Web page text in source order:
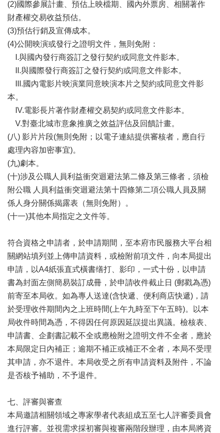
開
資
訊
著
作
聲
明
隱
私
權
保
護
政
策
資
訊
安
策
政
府
網
站
資
料
開
放
宣
告
相
連
結
(2)國際參展計畫、預估上映檔期、國內外票房、相關著作
財產權交易收益預估。
(3)預估行銷及宣傳成本。
(4)公開映演或發行之證明文件，無則免附：
I.與國內發行商簽訂之發行契約或同意文件影本。
II.與國際發行商簽訂之發行契約或同意文件影本。
III.國內電影片映演業同意映演本片之契約或同意文件影
本。
IV.電影長片著作財產權交易契約或同意文件影本。
V.對臺北城市意象推廣之效益評估及回饋計畫。
(八) 影片片段(無則免附；以電子連結提供審核者，應自行
處理內容加密事宜)。
(九)劇本。
(十)涉及公職人員利益衝突迴避法第二條及第三條者，須檢
附公職 人員利益衝突迴避法第十四條第二項公職人員及關
係人身分關係揭露表（無則免附）。
(十一)其他本局指定之文件等。
符合資格之申請者，於申請期間，至本府市民服務大平台相
關網站填列並上傳申請資料，或檢附前項文件，向本局提出
申請，以A4紙張直式橫書缮打、影印，一式十份，以申請
書為封面左側簡易裝訂成冊，於申請收件截止日 (郵戳為憑)
前寄至本局收。如為專人送達(含快遞、便利商店快遞)，請
於受理收件期間內之上班時間(上午九時至下午五時)。以本
局收件時間為憑，不得因任何原因延誤提出異議。檢核表、
申請書、企劃書記載不全或應檢附之證明文件不全者，應於
本局限定日內補正；逾期不補正或補正不全者，本局不受理
其申請，亦不退件。本局收受之所有申請資料及附件，不論
是否核予補助，不予退件。
七、評審與審查
本局邀請相關領域之專家學者代表組成五至七人評審委員會
進行評審。並視需求採初審與複審兩階段辦理，由本局將資